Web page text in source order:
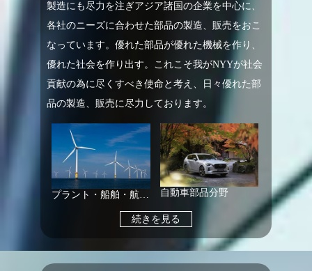
製造にも尽力を注ぎアジア諸国の企業を中心に、
各社のニーズに合わせた部品の製造、販売をおこ
なっています。優れた部品が優れた機械を作り、
優れた社会を作り出す。これこそ我がNYYが社会
貢献の為に尽くすべき使命と考え、日々優れた部
品の製造、販売に尽力しております。
プラント・船舶・航空機 自動車部品分野
続きを見る